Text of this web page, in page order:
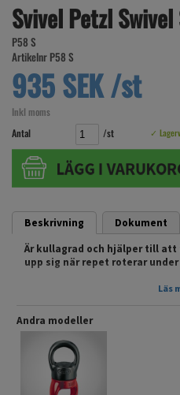
Svivel Petzl
P58 S
Artikelnr P58 S
935 SEK /st
Inkl moms
Antal
/st ✓
Beskrivning
Dokument
Är kullagrad och hjälper till
upp sig när repet roterar
Vikt: 95g
Certifierad:CE, NFPA 1983 G
Artikelnr: P58 S
EAN: 3342540070868
Läs
Andra modeller